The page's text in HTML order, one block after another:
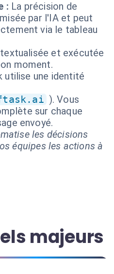
: La précision de
par l'IA et peut
via le tableau
et exécutée
moment.
utilise une identité
). Vous
sur chaque
envoyé.
les décisions
équipes les actions à
majeurs